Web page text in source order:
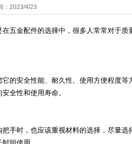
：2023/4/23
五金配件的选择中，很多人常常对于质
的安全性能、耐久性、使用方便程度等
全性和使用寿命。
手时，也应该重视材料的选择，尽量选